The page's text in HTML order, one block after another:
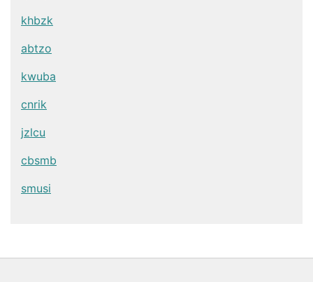
khbzk
abtzo
kwuba
cnrik
jzlcu
cbsmb
smusi